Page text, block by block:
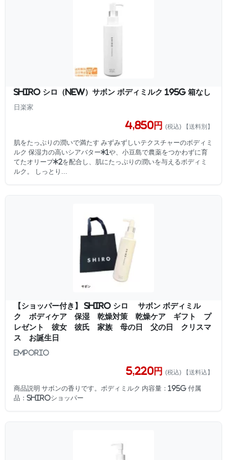
SHIRO シロ（new）サボン ボディミルク 195g 箱なし
日楽家
4,850円 (税込) 【送料別】
肌をたっぷりの潤いで満たす みずみずしいテクスチャーのボディミ
ルク 保湿力の高いシアバター*1や、小豆島で農薬をつかわずに育
てたオリーブ*2を配合し、肌にたっぷりの潤いを与えるボディミ
ルク。 しっとり...
【ショッパー付き】 SHIRO シロ サボン ボディミル
ク ボディケア 保湿 乾燥対策 乾燥ケア ギフト プ
レゼント 彼女 彼氏 家族 母の日 父の日 クリスマ
ス お誕生日
EMPORIO
5,220円 (税込) 【送料込】
商品説明 サボンの香りです。ボディミルク 内容量：195g 付属
品：SHIROショッパー